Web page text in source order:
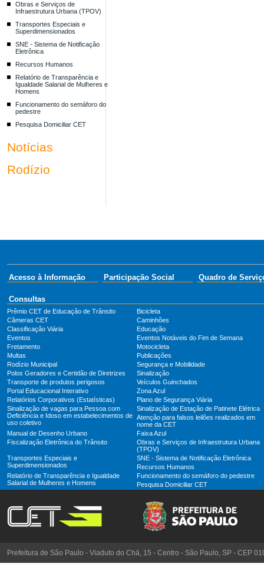
Obras e Serviços de
Infraestrutura Urbana (TPOV)
Transportes Especiais e
Superdimensionados
SNE - Sistema de Notificação
Eletrônica
Recursos Humanos
Relatório de Transparência e
Igualdade Salarial de Mulheres e
Homens
Funcionamento do semáforo do
pedestre
Pesquisa Domiciliar CET
Notícias
Rodízio
Acesso à Informação Participação Social Quadro de
Consultas
Prêmio CET de Educação de Trânsito
Bicicleta
Câmeras CET
Caminhões
Classificação Viária
Educação
Eventos
Eventos Notáveis do Fim de Semana
Fretamento
Motocicleta
Multas
Publicações
Rodízio Municipal
Segurança e Mobilidade
Polos Geradores e Certidão de Diretrizes
Sinalização
Transporte de produtos perigosos
Veículos Guinchados
Portal Educacional Interativo
Zona Azul
Relatórios Corporativos (Estatísticas)
Plano de Segurança Viária
Sinalização de vagas para Pessoa com
Deficiência e Idoso em estabelecimentos de
uso coletivo
Sinalização de Estação de Patinete Elétrica
Atenção para falsos leilões realizados em
nome da CET
Manual de Desenho Urbano
Faixa Azul
Fiscalização Eletrônica do Trânsito
Obras e Serviços de Infraestrutura Urbana
(TPOV)
Transportes Especiais e
Superdimensionados
SNE - Sistema de Notificação Eletrônica
Recursos Humanos
Relatório de Transparência e Igualdade
Salarial de Mulheres e Homens
Funcionamento do semáforo do pedestre
Pesquisa Domiciliar CET
Prefeitura de São Paulo - Viaduto do Chá, 15 - Centro - São Paulo, SP - CEP